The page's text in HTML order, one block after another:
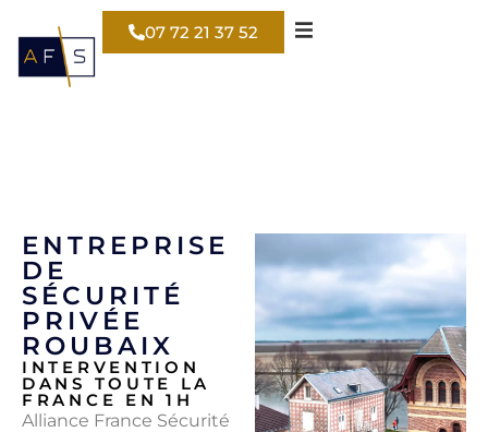
07 72 21 37 52
ENTREPRISE
DE
SÉCURITÉ
PRIVÉE
ROUBAIX
INTERVENTION
DANS TOUTE LA
FRANCE EN 1H
Alliance France Sécurité